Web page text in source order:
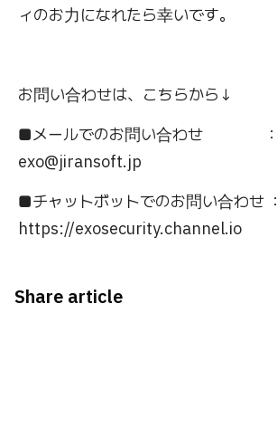
ィのお力になれたら幸いです。
お問い合わせは、こちらから↓
■メールでのお問い合わせ ：
exo@jiransoft.jp
■チャットボットでのお問い合わせ ：
https://exosecurity.channel.io
Share article